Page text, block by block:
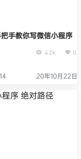
手教你写微信小程序
4.2k 0
20年10月22日